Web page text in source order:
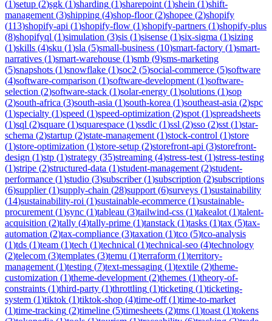
(1)setup (2)sgk (1)sharding (1)sharepoint (1)shein (1)shift-
management (3)shipping (4)shop-floor(2)shopee (2)shopify
(113)shopify-api (1)shopify-flow (1)shopify-partners (1)shopify-plus
(8)shopifyql (1)simulation (3)sis (1)sisense (1)six-sigma (1)sizing
(1)skills (4)sku (1)sla (5)small-business (10)smart-factory (1)smart-
narratives (1)smart-warehouse (1)smb (9)sms-marketing
(5)snapshots (1)snowflake (1)soc2 (5)social-commerce (5)software
(4)software-comparison (1)software-development (1)software-
selection (2)software-stack (1)solar-energy (1)solutions (1)sop
(2)south-africa (3)south-asia (1)south-korea (1)southeast-asia (2)spc
(1)specialty (1)speed (1)speed-optimization (2)spot (1)spreadsheets
(1)sql (2)square (1)squarespace (1)ssdlc (1)ssl (2)sso (2)sst (1)star-
schema (2)startup (2)state-management (1)stock-control (1)store
(1)store-optimization (1)store-setup (2)storefront-api (3)storefront-
design (1)stp (1)strategy (35)streaming (4)stress-test (1)stress-testing
(1)stripe (2)structured-data (1)student-management (2)student-
performance (1)studio (3)subscriber(1)subscription (2)subscriptions
(6)supplier(1)supply-chain (28)support (6)surveys (1)sustainability
(14)sustainability-roi (1)sustainable-ecommerce (1)sustainable-
procurement (1)sync (1)tableau (3)tailwind-css (1)takealot (1)talent-
acquisition (2)tally (4)tally-prime (1)tanstack (1)tasks (1)tax (5)tax-
automation (2)tax-compliance (3)taxation (1)tco (5)tco-analysis
(1)tds (1)team (1)tech (1)technical (1)technical-seo (4)technology
(2)telecom (3)templates (3)temu (1)terraform (1)territory-
management (1)testing (7)text-messaging (1)textile (2)theme-
customization (1)theme-development (2)themes (1)theory-of-
constraints (1)third-party (1)throttling (1)ticketing (1)ticketing-
system (1)tiktok (1)tiktok-shop (4)time-off(1)time-to-market
(1)time-tracking (2)timeline (5)timesheets (2)tms (1)toast (1)tokens